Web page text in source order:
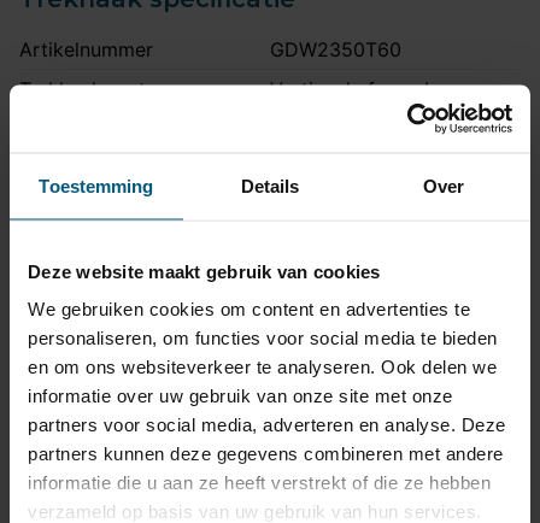
Toestemming Details Over
Deze website maakt gebruik van cookies
We gebruiken cookies om content en advertenties te
personaliseren, om functies voor social media te bieden
en om ons websiteverkeer te analyseren. Ook delen we
informatie over uw gebruik van onze site met onze
partners voor social media, adverteren en analyse. Deze
partners kunnen deze gegevens combineren met andere
informatie die u aan ze heeft verstrekt of die ze hebben
verzameld op basis van uw gebruik van hun services.
Artikelnummer
GDW2350T60
Trekhaak systeem
Verticaal afneembaar
Na afname van de kogel, is
volledig uit het zicht
Europees keurmerk
Ja
Bumperuitsnede
Ja
Uitsnede zichtbaar
Nee
Montagetijd
2 uur
Ook voor fietsendrager
Ja